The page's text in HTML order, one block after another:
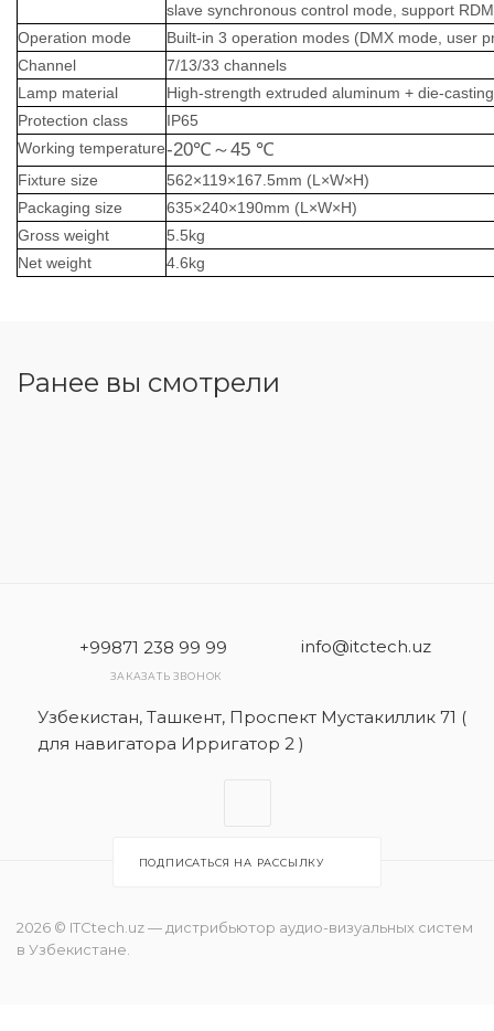
slave synchronous control mode, support
Operation mode
Built-in 3 operation modes (DMX mode, user
Channel
7/13/33 channels
Lamp material
High-strength extruded aluminum + die-casting
Protection class
IP65
Working temperature-20℃ ～45 ℃
Fixture size
562×119×167.5mm (L×W×H)
Packaging size
635×240×190mm (L×W×H)
Gross weight
5.5kg
Net weight 4.6kg
Ранее вы смотрели
+99871 238 99 99
ЗАКАЗАТЬ ЗВОНОК
info@itctech.uz
Узбекистан, Ташкент, Проспект Мустакиллик 71 (
для навигатора Ирригатор 2 )
ПОДПИСАТЬСЯ НА РАССЫЛКУ
2026 © ITCtech.uz — дистрибьютор aудио-визуальных систем
в Узбекистане.